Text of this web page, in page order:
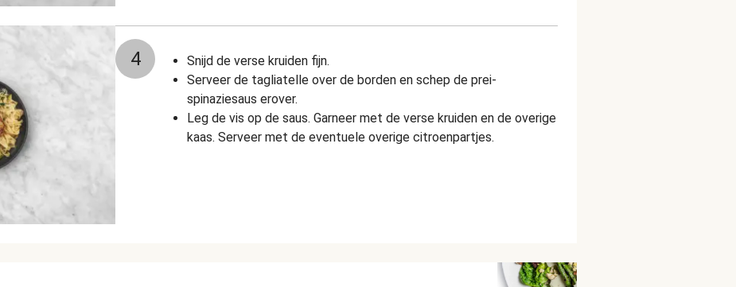
4
Snijd de verse kruiden fijn.
Serveer de tagliatelle over de borden en schep de prei-
spinaziesaus erover.
Leg de vis op de saus. Garneer met de verse kruiden en de overige
kaas. Serveer met de eventuele overige citroenpartjes.